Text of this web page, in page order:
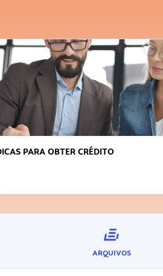
PARA OBTER CRÉDITO
ARQUIVOS